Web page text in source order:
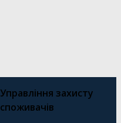
Управління захисту
споживачів